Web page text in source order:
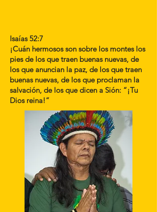
Isaías 52:7
¡Cuán hermosos son sobre los montes los
pies de los que traen buenas nuevas, de
los que anuncian la paz, de los que traen
buenas nuevas, de los que proclaman la
salvación, de los que dicen a Sión: “¡Tu
Dios reina!”